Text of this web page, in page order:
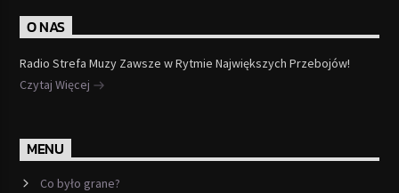
O NAS
Radio Strefa Muzy Zawsze w Rytmie Największych Przebojów!
Czytaj Więcej
MENU
Co było grane?